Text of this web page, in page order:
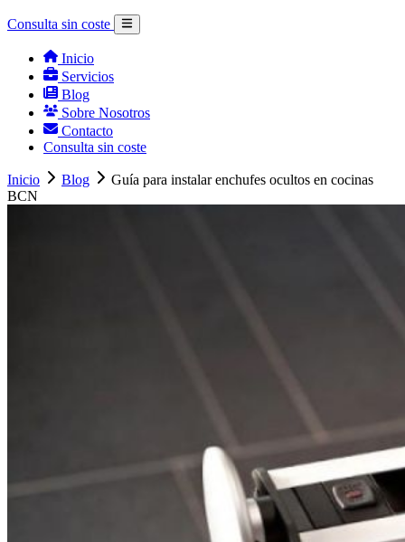
Consulta sin coste
Inicio
Servicios
Blog
Sobre Nosotros
Contacto
Consulta sin coste
Inicio Blog
Guía para instalar enchufes ocultos en cocinas
BCN